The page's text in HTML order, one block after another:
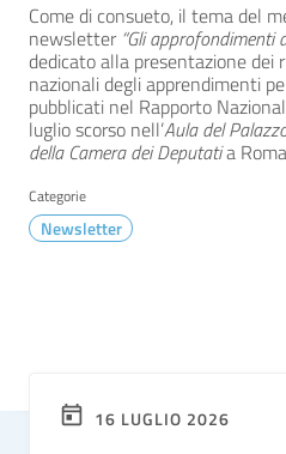
Come di consueto, il tema del
newsletter “Gli approfondimenti
dedicato alla presentazione dei
nazionali degli apprendimenti
pubblicati nel Rapporto
luglio scorso nell’Aula del
della Camera dei Deputatia
Categorie
Newsletter
16 LUGLIO 2026